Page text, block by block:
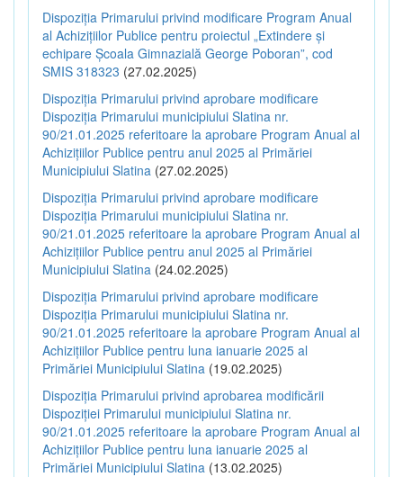
Dispoziția Primarului privind modificare Program Anual
al Achizițiilor Publice pentru proiectul „Extindere și
echipare Școala Gimnazială George Poboran”, cod
SMIS 318323 (27.02.2025)
Dispoziția Primarului privind aprobare modificare
Dispoziția Primarului municipiului Slatina nr.
90/21.01.2025 referitoare la aprobare Program Anual al
Achizițiilor Publice pentru anul 2025 al Primăriei
Municipiului Slatina (27.02.2025)
Dispoziția Primarului privind aprobare modificare
Dispoziția Primarului municipiului Slatina nr.
90/21.01.2025 referitoare la aprobare Program Anual al
Achizițiilor Publice pentru anul 2025 al Primăriei
Municipiului Slatina (24.02.2025)
Dispoziția Primarului privind aprobare modificare
Dispoziția Primarului municipiului Slatina nr.
90/21.01.2025 referitoare la aprobare Program Anual al
Achizițiilor Publice pentru luna ianuarie 2025 al
Primăriei Municipiului Slatina (19.02.2025)
Dispoziția Primarului privind aprobarea modificării
Dispoziției Primarului municipiului Slatina nr.
90/21.01.2025 referitoare la aprobare Program Anual al
Achizițiilor Publice pentru luna ianuarie 2025 al
Primăriei Municipiului Slatina (13.02.2025)